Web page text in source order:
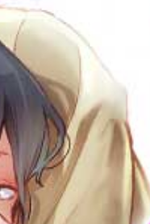
お気に入り